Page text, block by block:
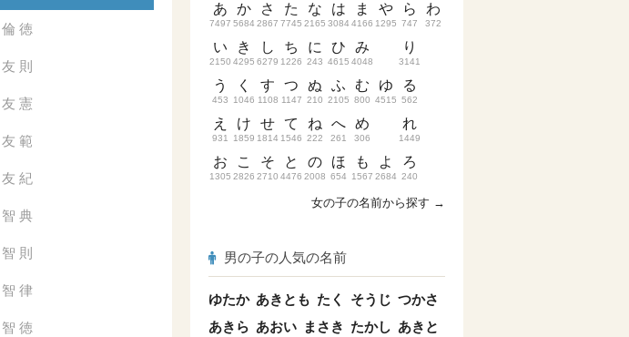
倫 徳
友 則
友 憲
友 範
友 紀
智 典
智 則
智 律
智 徳
あ
7497
い
2150
う
453
え
931
お
1305
か
5684
き
4295
く
1046
け
1859
こ
2826
さ
2867
し
6279
す
1108
せ
1814
そ
2710
た
7745
ち
1226
つ
1147
て
1546
と
4476
な
2165
に
243
ぬ
210
ね
222
の
2008
は
3084
ひ
4615
ふ
2105
へ
261
ほ
654
ま
4166
み
4048
む
800
め
306
も
1567
や
1295
ゆ
4515
よ
2684
ら
747
り
3141
る
562
れ
1449
ろ
240
わ
372
女の子の名前から探す →
男の子の人気の名前
ゆたか あきとも たく そうじ つかさ
あきら あおい まさき たかし あきと